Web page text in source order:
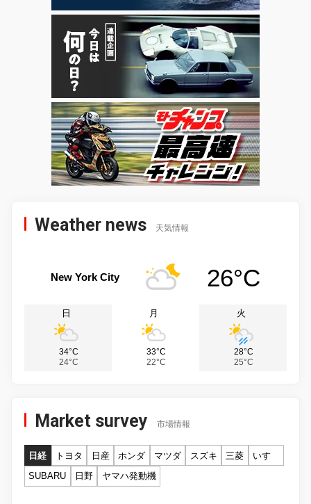
Weather news 天気情報
New York City 26°C
日
34°C
24°C
月
33°C
22°C
火
28°C
25°C
Market survey 市場情報
日経 トヨタ 日産 ホンダ マツダ スズキ 三菱
いすゞ
SUBARU
日野 ヤマハ発動機